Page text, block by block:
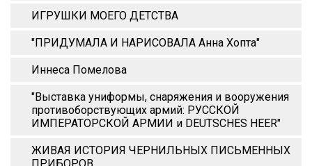
ИГРУШКИ МОЕГО ДЕТСТВА
"ПРИДУМАЛА И НАРИСОВАЛА Анна Xопта"
Иннеса Помелова
"Выставка униформы, снаряжения и вооружения
противоборствующих армий: РУССКОЙ
ИМПЕРАТОРСКОЙ АРМИИ и DEUTSCHES HEER"
ЖИВАЯ ИСТОРИЯ ЧЕРНИЛЬНЫХ ПИСЬМЕННЫХ